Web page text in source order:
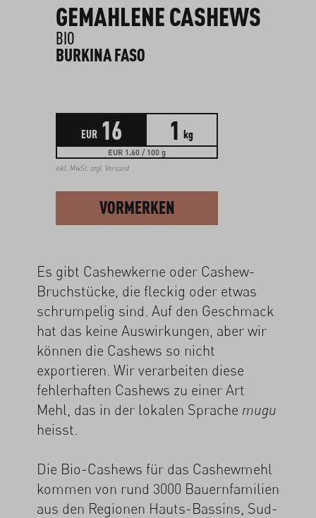
GEMAHLENE CASHEWS
BIO
BURKINA FASO
EUR 16 1 kg
EUR 1.60 / 100 g
inkl. MwSt. zzgl. Versand
VORMERKEN
Es gibt Cashewkerne oder Cashew-
Bruchstücke, die fleckig oder etwas
schrumpelig sind. Auf den Geschmack
hat das keine Auswirkungen, aber wir
können die Cashews so nicht
exportieren. Wir verarbeiten diese
fehlerhaften Cashews zu einer Art
Mehl, das in der lokalen Sprache mugu
heisst.
Die Bio-Cashews für das Cashewmehl
kommen von rund 3000 Bauernfamilien
aus den Regionen Hauts-Bassins, Sud-